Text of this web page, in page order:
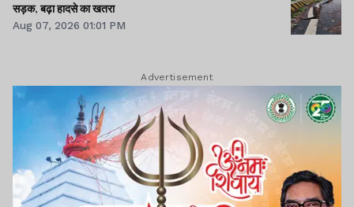
सड़क, बढ़ा हादसे का खतरा
Aug 07, 2026 01:01 PM
Advertisement